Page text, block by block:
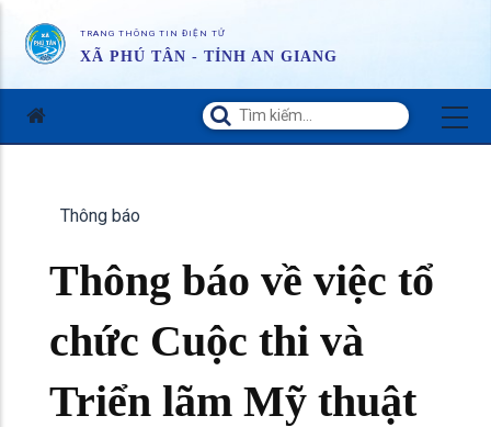
TRANG THÔNG TIN ĐIỆN TỬ
XÃ PHÚ TÂN - TỈNH AN GIANG
Thông báo
Thông báo về việc tổ
chức Cuộc thi và
Triển lãm Mỹ thuật